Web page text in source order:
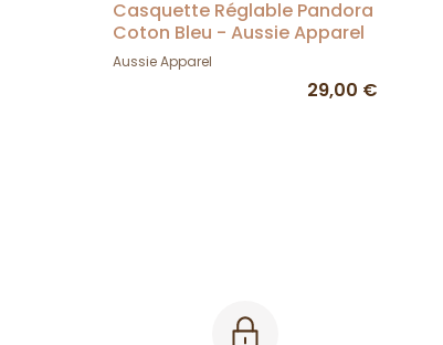
Casquette Réglable Pandora
Coton Bleu - Aussie Apparel
Aussie Apparel
29,00 €